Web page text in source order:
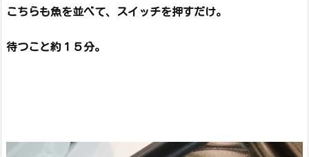
こちらも魚を並べて、スイッチを押すだけ。
待つこと約１５分。